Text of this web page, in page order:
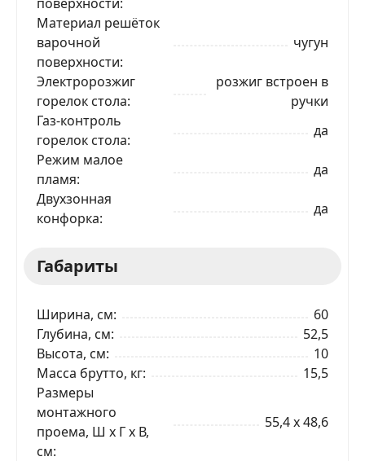
Материал решёток
варочной
поверхности
чугун
Электророзжиг
горелок стола
розжиг встроен в
ручки
Газ-контроль
горелок стола
да
Режим малое
пламя
да
Двухзонная
конфорка
да
Габариты
Ширина, см
60
Глубина, см
52,5
Высота, см
10
Масса брутто, кг
15,5
Размеры
монтажного
проема, Ш x Г x В,
см
55,4 x 48,6
ЗАКАЗАТЬ В 1 КЛИК
Я даю согласие на обработку моих персональных